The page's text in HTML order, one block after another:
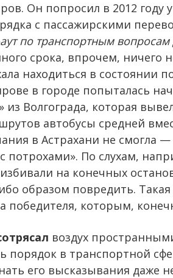
Он попросил в 2012 году
с пассажирскими
по транспортным
срока, впрочем, ничего
находиться в состоянии
в городе попыталась
Волгограда, которая
автобусы средней
в Астрахани не смогла
потрохами». По слухам,
на конечных
образом повредить.
победителя, которым,
воздух
порядок в транспортной
его высказывания даже